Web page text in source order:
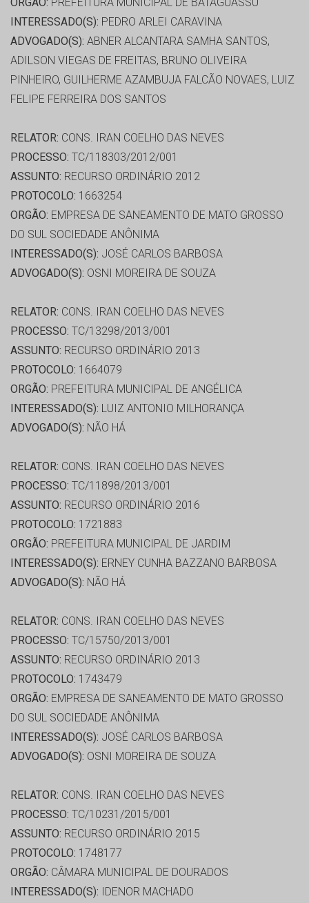
ORGÃO: PREFEITURA MUNICIPAL DE BATAGUASSU
INTERESSADO(S): PEDRO ARLEI CARAVINA
ADVOGADO(S): ABNER ALCANTARA SAMHA SANTOS,
ADILSON VIEGAS DE FREITAS, BRUNO OLIVEIRA
PINHEIRO, GUILHERME AZAMBUJA FALCÃO NOVAES, LUIZ
FELIPE FERREIRA DOS SANTOS
RELATOR: CONS. IRAN COELHO DAS NEVES
PROCESSO: TC/118303/2012/001
ASSUNTO: RECURSO ORDINÁRIO 2012
PROTOCOLO: 1663254
ORGÃO: EMPRESA DE SANEAMENTO DE MATO GROSSO
DO SUL SOCIEDADE ANÔNIMA
INTERESSADO(S): JOSÉ CARLOS BARBOSA
ADVOGADO(S): OSNI MOREIRA DE SOUZA
RELATOR: CONS. IRAN COELHO DAS NEVES
PROCESSO: TC/13298/2013/001
ASSUNTO: RECURSO ORDINÁRIO 2013
PROTOCOLO: 1664079
ORGÃO: PREFEITURA MUNICIPAL DE ANGÉLICA
INTERESSADO(S): LUIZ ANTONIO MILHORANÇA
ADVOGADO(S): NÃO HÁ
RELATOR: CONS. IRAN COELHO DAS NEVES
PROCESSO: TC/11898/2013/001
ASSUNTO: RECURSO ORDINÁRIO 2016
PROTOCOLO: 1721883
ORGÃO: PREFEITURA MUNICIPAL DE JARDIM
INTERESSADO(S): ERNEY CUNHA BAZZANO BARBOSA
ADVOGADO(S): NÃO HÁ
RELATOR: CONS. IRAN COELHO DAS NEVES
PROCESSO: TC/15750/2013/001
ASSUNTO: RECURSO ORDINÁRIO 2013
PROTOCOLO: 1743479
ORGÃO: EMPRESA DE SANEAMENTO DE MATO GROSSO
DO SUL SOCIEDADE ANÔNIMA
INTERESSADO(S): JOSÉ CARLOS BARBOSA
ADVOGADO(S): OSNI MOREIRA DE SOUZA
RELATOR: CONS. IRAN COELHO DAS NEVES
PROCESSO: TC/10231/2015/001
ASSUNTO: RECURSO ORDINÁRIO 2015
PROTOCOLO: 1748177
ORGÃO: CÂMARA MUNICIPAL DE DOURADOS
INTERESSADO(S): IDENOR MACHADO